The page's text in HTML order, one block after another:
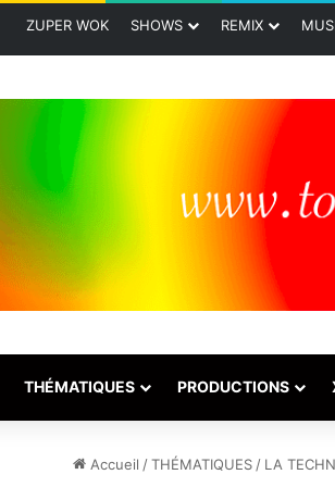
ZUPER WOK SHOWS REMIX
THÉMATIQUES PRODUCTIONS
Accueil / THÉMATIQUES / LA